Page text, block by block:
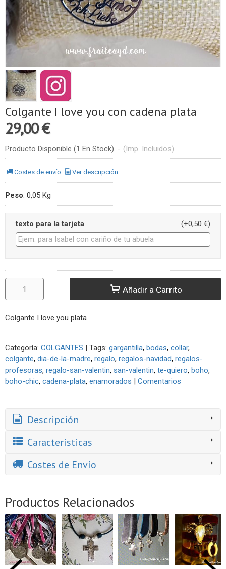
Colgante I love you con cadena plata
29,00 €
Producto Disponible (1 En Stock) - (Imp. Incluidos)
Costes de envío Ver descripción
Peso: 0,05 Kg
texto para la tarjeta (+0,50 €)
Añadir a Carrito
Colgante I love you plata
Categoría: COLGANTES | Tags: gargantilla bodas collar
colgante dia-de-la-madre regalo regalos-navidad regalos-
profesoras regalo-san-valentin san-valentin te-quiero boho
boho-chic cadena-plata enamorados | Comentarios
Descripción
Características
Costes de Envío
Productos Relacionados